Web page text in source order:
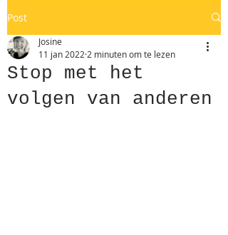
Post
Stop met het
volgen van anderen
Josine
11 jan 20222 minuten om te lezen